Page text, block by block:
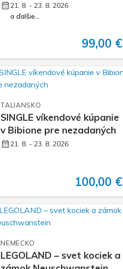
21. 8. - 23. 8. 2026
a ďalšie...
99,00 €
TALIANSKO
SINGLE víkendové kúpanie
v Bibione pre nezadaných
21. 8. - 23. 8. 2026
100,00 €
NEMECKO
LEGOLAND – svet kociek a